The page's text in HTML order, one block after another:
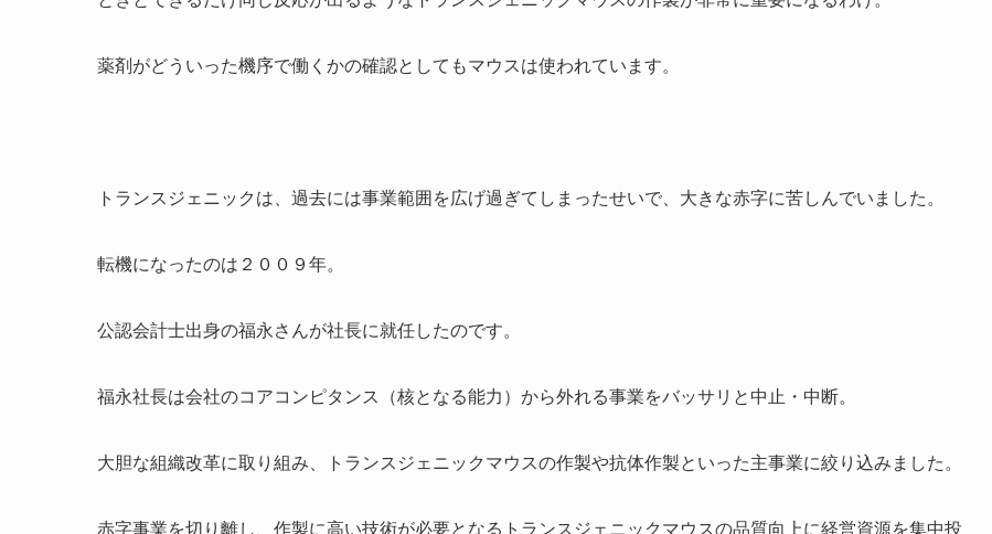
薬剤がどういった機序で働くかの確認としてもマウスは使われています。
トランスジェニックは、過去には事業範囲を広げ過ぎてしまったせいで、大きな赤字に苦しんでいました。
転機になったのは２００９年。
公認会計士出身の福永さんが社長に就任したのです。
福永社長は会社のコアコンピタンス（核となる能力）から外れる事業をバッサリと中止・中断。
大胆な組織改革に取り組み、トランスジェニックマウスの作製や抗体作製といった主事業に絞り込みました。
赤字事業を切り離し、作製に高い技術が必要となるトランスジェニックマウスの品質向上に経営資源を集中投